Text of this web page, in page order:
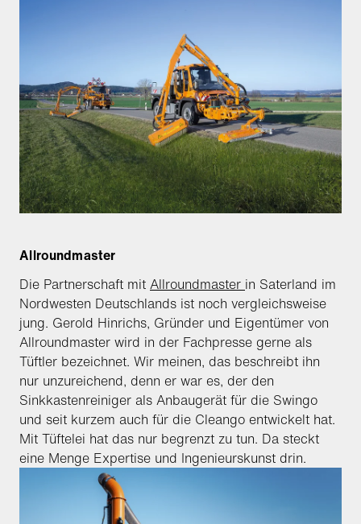
Allroundmaster
Die Partnerschaft mit Allroundmaster in Saterland im
Nordwesten Deutschlands ist noch vergleichsweise
jung. Gerold Hinrichs, Gründer und Eigentümer von
Allroundmaster wird in der Fachpresse gerne als
Tüftler bezeichnet. Wir meinen, das beschreibt ihn
nur unzureichend, denn er war es, der den
Sinkkastenreiniger als Anbaugerät für die Swingo
und seit kurzem auch für die Cleango entwickelt hat.
Mit Tüftelei hat das nur begrenzt zu tun. Da steckt
eine Menge Expertise und Ingenieurskunst drin.